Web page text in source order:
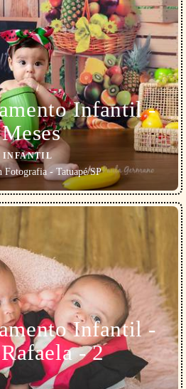
Infantil -
INFANTIL
Fotografia - Tatuapé/SP
Infantil -
- 2